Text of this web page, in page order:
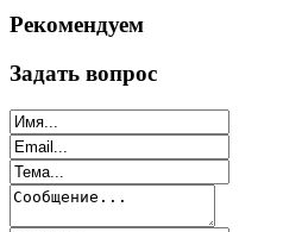
Рекомендуем
Задать вопрос